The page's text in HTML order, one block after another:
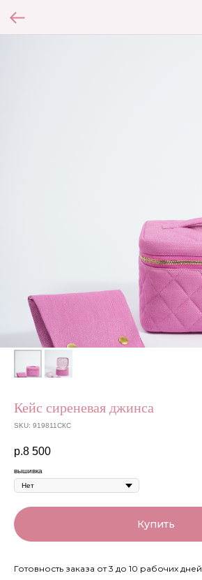
Кейс сиреневая джинса
SKU: 919811СКС
р.8 500
вышивка
Купить
Готовность заказа от 3 до 10 рабочих дней